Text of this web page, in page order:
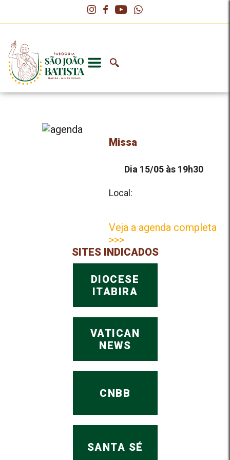
Missa
Dia 15/05 às 19h30
Local:
Veja a agenda completa
>>>
SITES INDICADOS
DIOCESE
ITABIRA
VATICAN
NEWS
CNBB
SANTA SÉ